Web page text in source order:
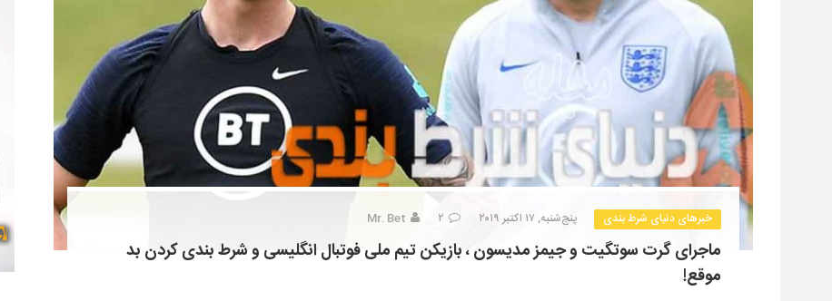
خبرهای دنیای شرط بندی پنج‌شنبه, ۱۷ اکتبر ۲۰۱۹ ۲ Mr. Bet
ماجرای گرت سوتگیت و جیمز مدیسون ، بازیکن تیم ملی فوتبال انگلیسی و شرط بندی کردن بد
موقع!